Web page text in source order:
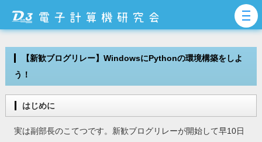
【新歓ブログリレー】WindowsにPythonの環境構築をしよ
う！
はじめに
実は副部長のこてつです。新歓ブログリレーが開始して早10日